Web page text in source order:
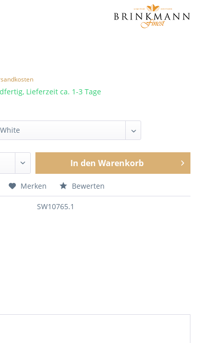
Lieferzeit ca. 1-3 Tage
In den Warenkorb
Merken Bewerten
SW10765.1